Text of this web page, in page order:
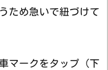
ため急いで紐づけて
マークをタップ（下